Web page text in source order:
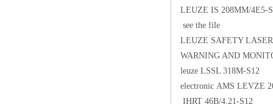
LEUZE IS 208MM/4E5-
see the file
LEUZE SAFETY
WARNING AND
leuze LSSL 318M-S12
electronic AMS LEVZE
IHRT 46B/4.21-S12